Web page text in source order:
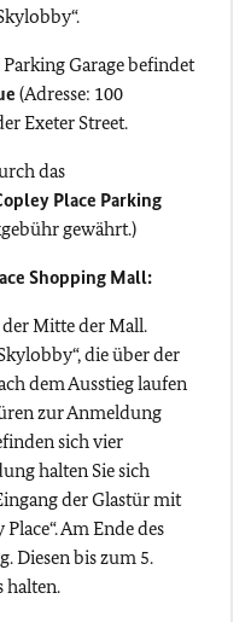
Garage befindet
(Adresse: 100
Exeter Street.
das
Place Parking
gewährt.)
Shopping Mall:
der Mitte der Mall.
die über der
dem Ausstieg laufen
zur Anmeldung
sich vier
halten Sie sich
der Glastür mit
Am Ende des
Diesen bis zum 5.
halten.